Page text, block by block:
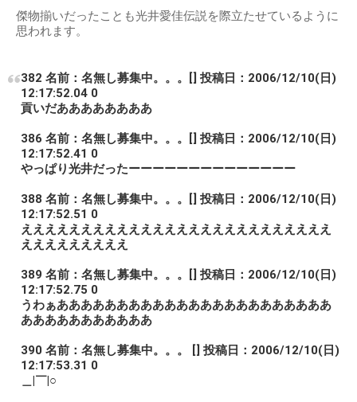
傑物揃いだったことも光井愛佳伝説を際立たせているように
思われます。
382 名前：名無し募集中。。。[] 投稿日：2006/12/10(日)
12:17:52.04 0
貢いだああああああああ
386 名前：名無し募集中。。。[] 投稿日：2006/12/10(日)
12:17:52.41 0
やっぱり光井だったーーーーーーーーーーーーーー
388 名前：名無し募集中。。。[] 投稿日：2006/12/10(日)
12:17:52.51 0
ええええええええええええええええええええええええええ
えええええええええ
389 名前：名無し募集中。。。[] 投稿日：2006/12/10(日)
12:17:52.75 0
うわぁあああああああああああああああああああああああ
あああああああああああ
390 名前：名無し募集中。。。 [] 投稿日：2006/12/10(日)
12:17:53.31 0
＿|￣|○